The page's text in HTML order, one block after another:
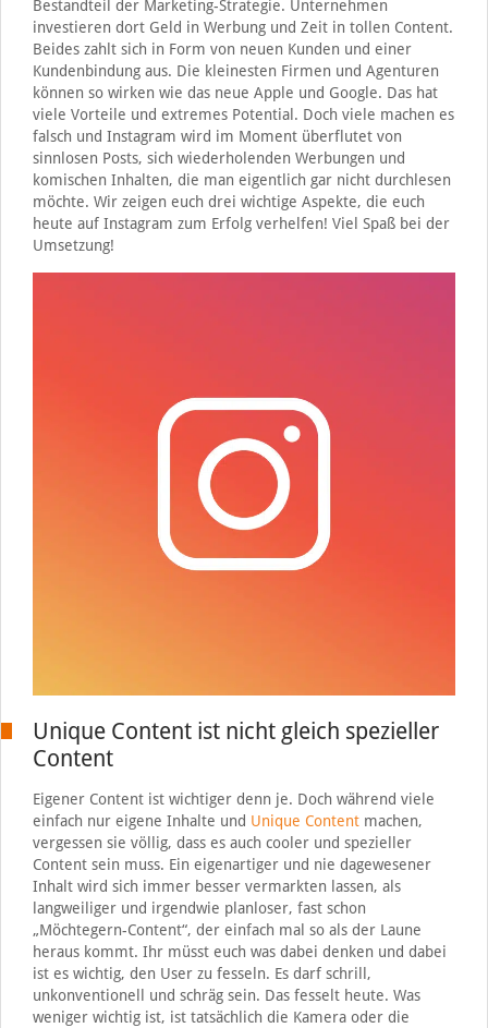
Bestandteil der Marketing-Strategie. Unternehmen
investieren dort Geld in Werbung und Zeit in tollen Content.
Beides zahlt sich in Form von neuen Kunden und einer
Kundenbindung aus. Die kleinesten Firmen und Agenturen
können so wirken wie das neue Apple und Google. Das hat
viele Vorteile und extremes Potential. Doch viele machen es
falsch und Instagram wird im Moment überflutet von
sinnlosen Posts, sich wiederholenden Werbungen und
komischen Inhalten, die man eigentlich gar nicht durchlesen
möchte. Wir zeigen euch drei wichtige Aspekte, die euch
heute auf Instagram zum Erfolg verhelfen! Viel Spaß bei der
Umsetzung!
Unique Content ist nicht gleich spezieller
Content
Eigener Content ist wichtiger denn je. Doch während viele
einfach nur eigene Inhalte und Unique Contentmachen,
vergessen sie völlig, dass es auch cooler und spezieller
Content sein muss. Ein eigenartiger und nie dagewesener
Inhalt wird sich immer besser vermarkten lassen, als
langweiliger und irgendwie planloser, fast schon
„Möchtegern-Content“, der einfach mal so als der Laune
heraus kommt. Ihr müsst euch was dabei denken und dabei
ist es wichtig, den User zu fesseln. Es darf schrill,
unkonventionell und schräg sein. Das fesselt heute. Was
weniger wichtig ist, ist tatsächlich die Kamera oder die